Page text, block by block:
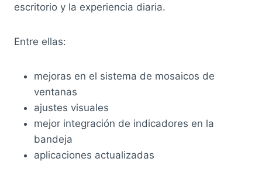
escritorio y la experiencia diaria.
Entre ellas:
mejoras en el sistema de mosaicos de
ventanas
ajustes visuales
mejor integración de indicadores en la
bandeja
aplicaciones actualizadas